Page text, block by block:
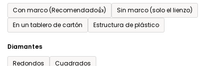
Con marco (Recomendado👍)
Sin marco (solo el lienzo)
En un tablero de cartón
Estructura de plástico
Diamantes
Redondos
Cuadrados